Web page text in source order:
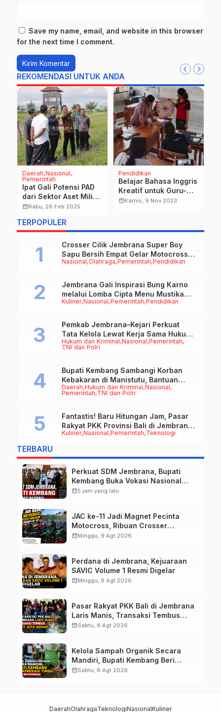
Save my name, email, and website in this browser
for the next time I comment.
REKOMENDASI UNTUK ANDA
Daerah Nasional
Pemerintah
Ipat Gali Potensi PAD
dari Sektor Aset Milik
Pemkab Jembrana
calendar_monthRabu, 26 Feb 2025
Pendidikan
Belajar Bahasa Inggris
Kreatif untuk Guru-
Guru Sekolah Dasar di
calendar_monthKamis, 9 Nov 2023
TERPOPULER
Nasional Olahraga Pemerintah Pendidikan
Crosser Cilik Jembrana Super Boy
Sapu Bersih Empat Gelar Motocross
50cc
Kuliner Nasional Pemerintah Pendidikan
Jembrana Gali Inspirasi Bung Karno
melalui Lomba Cipta Menu Mustika
Rasa
Hukum dan Kriminal Nasional Pemerintah
TNI dan Polri
Pemkab Jembrana–Kejari Perkuat
Tata Kelola Lewat Kerja Sama Hukum
Datun
Daerah Hukum dan Kriminal Nasional
Pemerintah TNI dan Polri
Bupati Kembang Sambangi Korban
Kebakaran di Manistutu, Bantuan
Disalurkan untuk Ringankan Beban
Kuliner Nasional Pemerintah Teknologi
Fantastis! Baru Hitungan Jam, Pasar
Rakyat PKK Provinsi Bali di Jembrana
Raup Omzet Ratusan Juta
TERBARU
Perkuat SDM Jembrana, Bupati
Kembang Buka Vokasi Nasional
Batch 3
calendar_month5 jam yang lalu
JAC ke-11 Jadi Magnet Pecinta
Motocross, Ribuan Crosser
Ramaikan HUT Kota Negara ke-131
calendar_monthMinggu, 9 Agt 2026
Perdana di Jembrana, Kejuaraan
SAVIC Volume 1 Resmi Digelar
calendar_monthMinggu, 9 Agt 2026
Pasar Rakyat PKK Bali di Jembrana
Laris Manis, Transaksi Tembus
Rp.672 Juta Sehari
calendar_monthSabtu, 8 Agt 2026
Kelola Sampah Organik Secara
Mandiri, Bupati Kembang Beri
Apresiasi Tinggi Warga Sri
calendar_monthSabtu, 8 Agt 2026
DaerahOlahragaTeknologiNasionalKuliner